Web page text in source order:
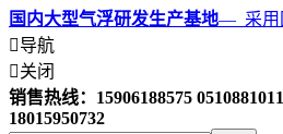
国内大型气浮研发生产基地— 采用
导航
关闭
销售热线：15906188575
18015950732